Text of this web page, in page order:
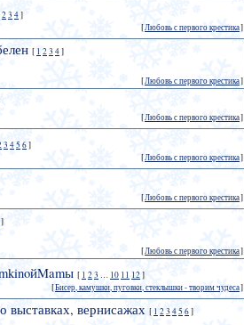
23 4]
[Любовь с первого крестика]
[ 1 23 4]
[Любовь с первого крестика]
[Любовь с первого крестика]
3 45 6]
[Любовь с первого крестика]
[Любовь с первого крестика]
]
[Любовь с первого крестика]
[ 1 23 … 10 11 12]
[Бисер, камушки, пуговки, стеклышки - творим чудеса]
выставках, вернисажах [ 1 23 45 6]